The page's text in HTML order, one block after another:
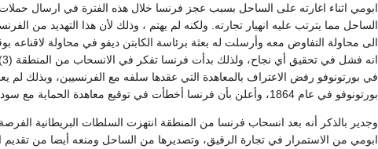
ابومي اثناء اغارته على الساحل بسبب عجز فرنسا خلال هذه الفترة في ارسال
الساحل مما يترتب عليه انهيار تجارته. ولكنه لم يهتم ، وذلك لأن هذا التهديد من
الى محاولة التفاوض معه وأرسلت له بعثة برئاسة الكابتن ديفو في محاولة
في بورتونوفو رفض الاعتراف بالمعاهدة التي عقدها سلفه مع الفرنسيين، وبذلك
بورتونوفو في عام 1864، وأعلن بأن فرنسا أخطأت في توقيع معاهدة الحماية مع سودجي دون أن تؤمن القوات العسكرية الكافية للدفاع عن المنطقة (1).
وجدير بالذكر أنه بعد انسحاب فرنسا من المنطقة انتهزت السلطات البريطانية
ابومي من الاستمرار في تجارة الرقيق، وتصديرها من الساحل ومنعه أيضا من